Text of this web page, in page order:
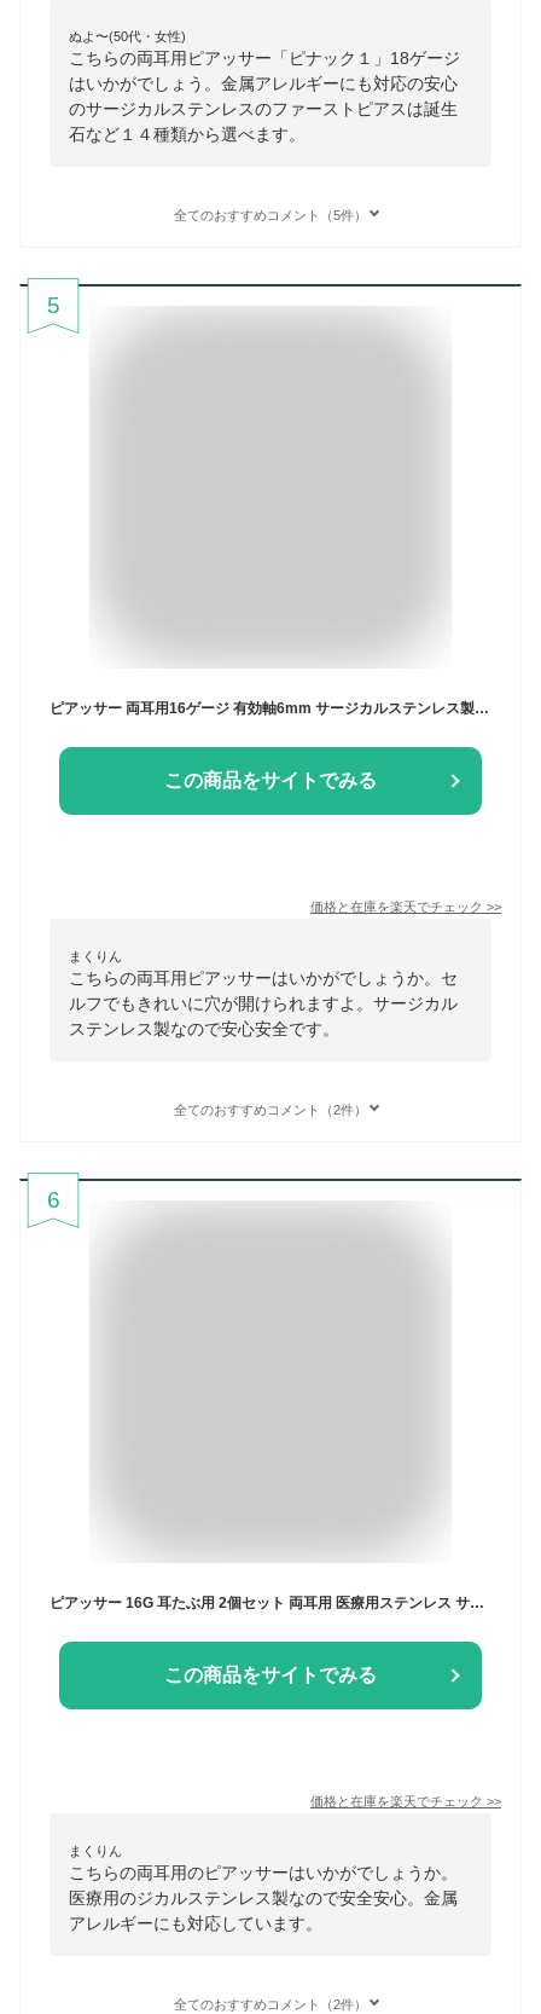
ぬよ〜(50代・女性)
こちらの両耳用ピアッサー「ピナック１」18ゲージ
はいかがでしょう。金属アレルギーにも対応の安心
のサージカルステンレスのファーストピアスは誕生
石など１４種類から選べます。
全てのおすすめコメント（5件）
5
ピアッサー 両耳用16ゲージ 有効軸6mm サージカルステンレス製のファーストピアス つけっぱなし 誕生石 パールなど15種類 1回使い切り シンプル 金属アレルギー対応 メール便送料無料 春夏秋冬 大人気 JPS 16G
この商品をサイトでみる
価格と在庫を楽天でチェック >>
まくりん
こちらの両耳用ピアッサーはいかがでしょうか。セ
ルフでもきれいに穴が開けられますよ。サージカル
ステンレス製なので安心安全です。
全てのおすすめコメント（2件）
6
ピアッサー 16G 耳たぶ用 2個セット 両耳用 医療用ステンレス サージカルステンレス 金属アレルギー対応 ファーストピアス ピアス 穴開け 穴あけ 16ゲージ つけっぱなし シルバー ゴールド 医療用 ステンレス 耳たぶ 安心 ピアッシング 誕生石 ダイヤモンド ルビー ローズ
この商品をサイトでみる
価格と在庫を楽天でチェック >>
まくりん
こちらの両耳用のピアッサーはいかがでしょうか。
医療用のジカルステンレス製なので安全安心。金属
アレルギーにも対応しています。
全てのおすすめコメント（2件）